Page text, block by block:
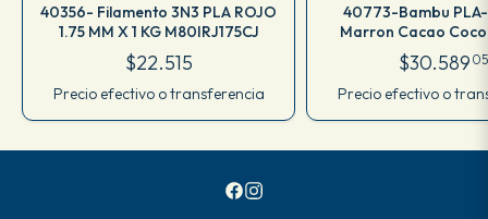
40356- Filamento 3N3 PLA ROJO
1.75 MM X 1 KG M80IRJ175CJ
$22.515
Precio efectivo o transferencia
40773-Bambu
Marron Cacao
$30.589 05
Precio efectivo o